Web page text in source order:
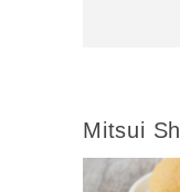
Mitsui